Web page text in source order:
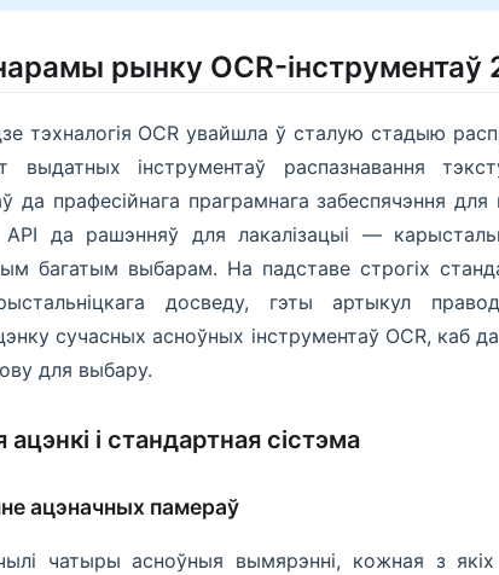
рынку OCR-інструментаў
тэхналогія OCR увайшла ў сталую стадыю
выдатных інструментаў распазнавання
да прафесійнага праграмнага забеспячэння для
да рашэнняў для лакалізацыі —
багатым выбарам. На падставе строгіх
досведу, гэты артыкул
сучасных асноўных інструментаў OCR, каб
для выбару.
ацэнкі і стандартная сістэма
ацэначных памераў
чатыры асноўныя вымярэнні, кожная з якіх